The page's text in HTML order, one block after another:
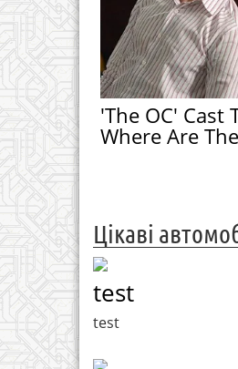
'The OC' Cast
Where Are
Цікаві
test
test